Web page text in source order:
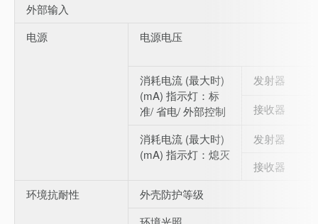
外部输入
电源
电源电压
消耗电流 (最大时)
(mA) 指示灯：标
准/ 省电/ 外部控制
发射器
接收器
消耗电流 (最大时)
(mA) 指示灯：熄灭
发射器
接收器
环境抗耐性
外壳防护等级